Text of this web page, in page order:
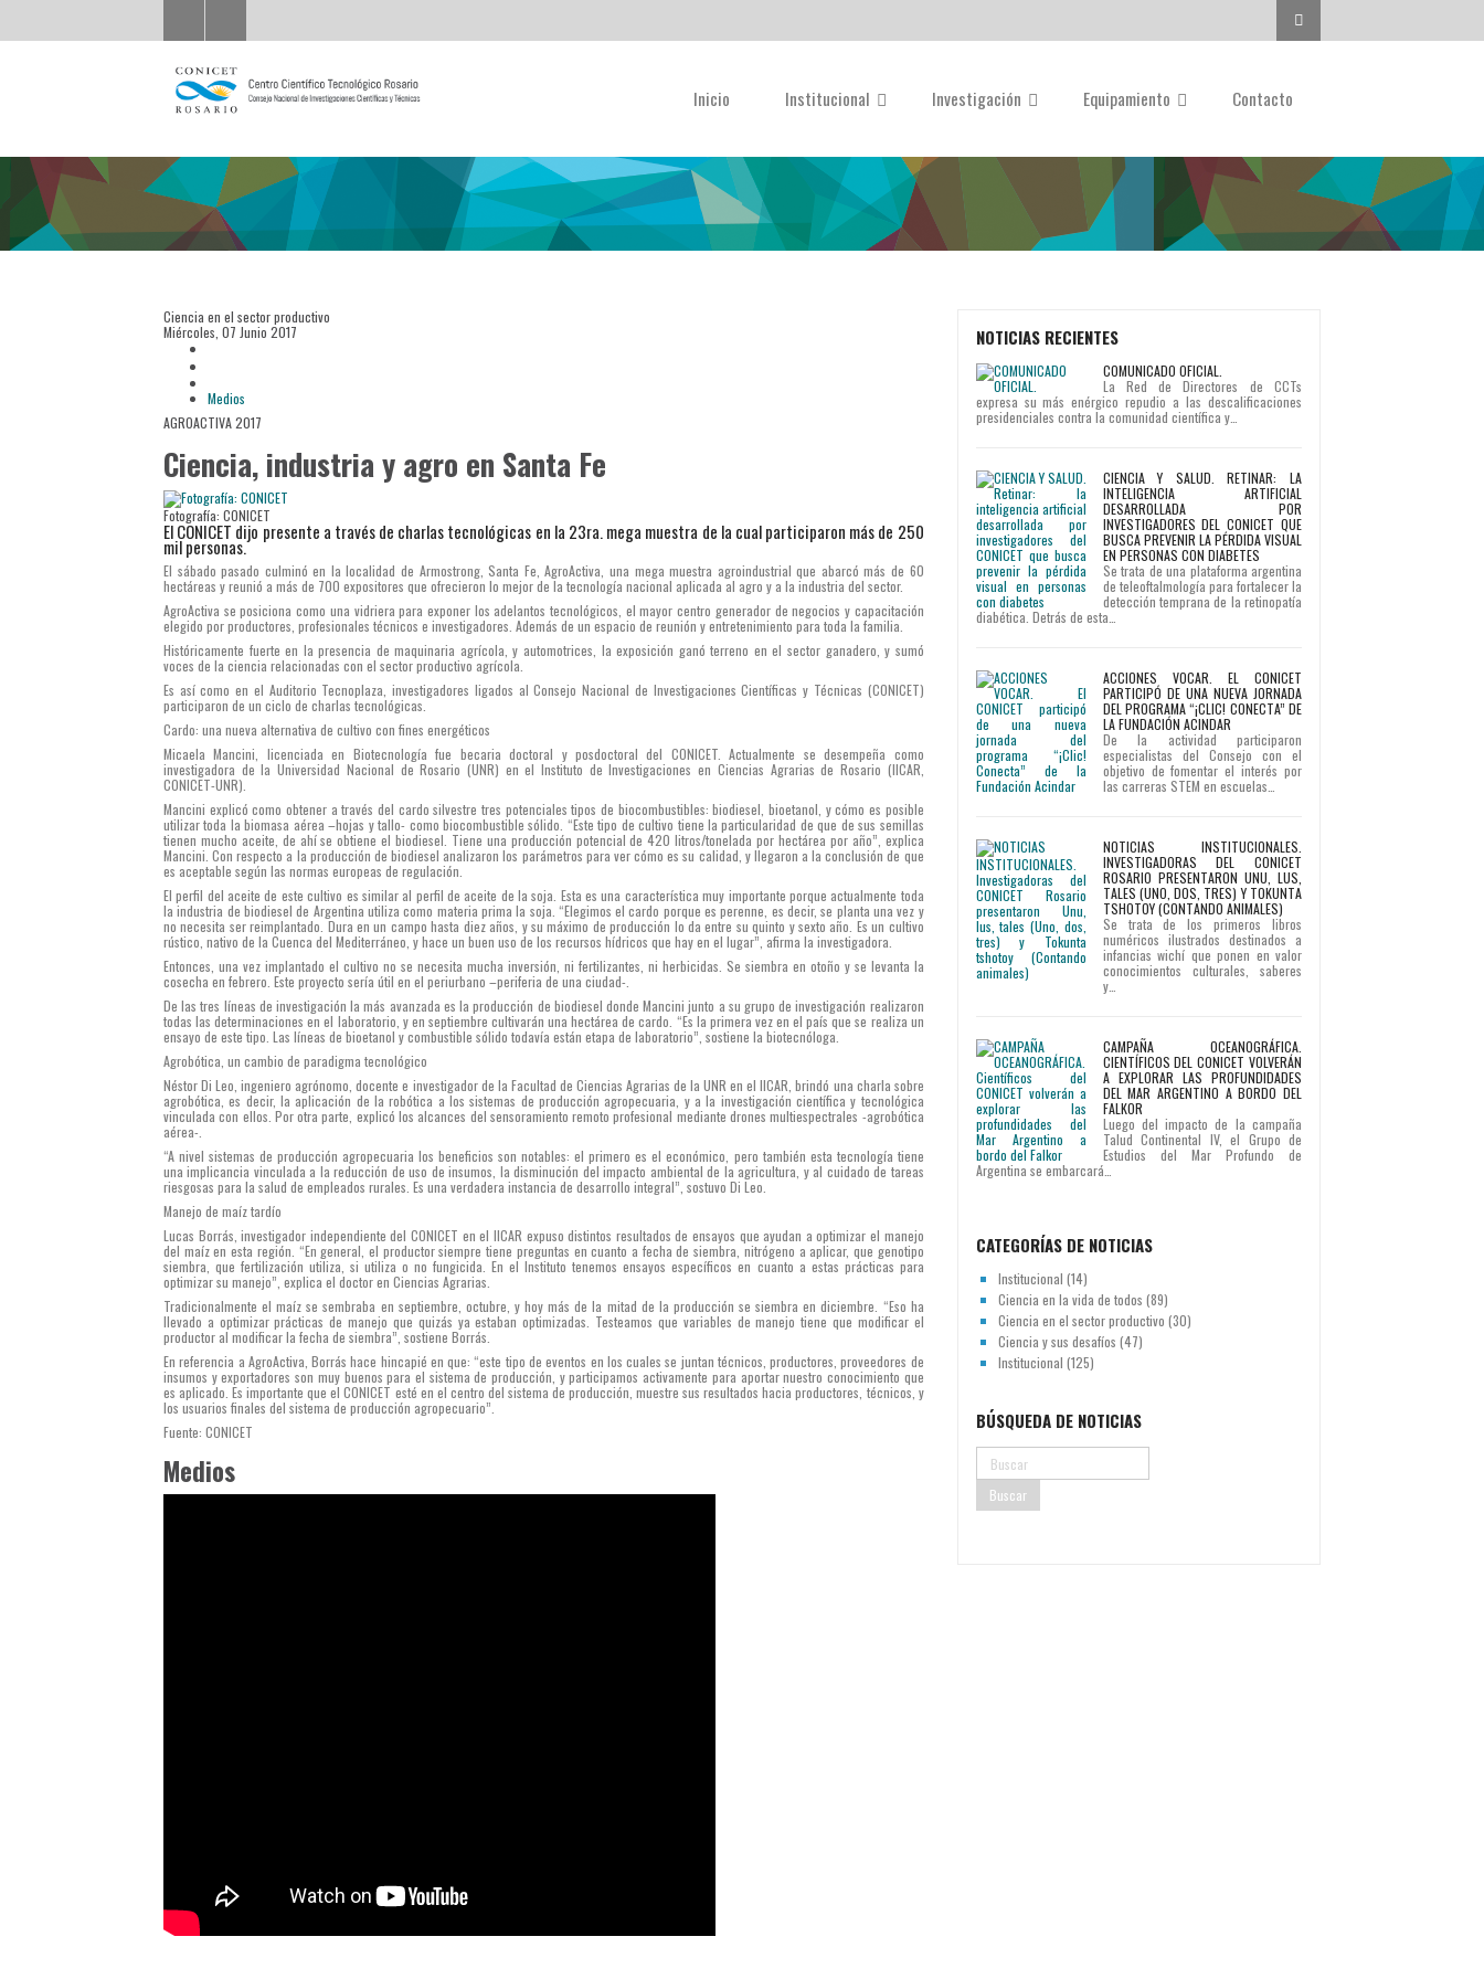
Inicio Institucional Investigación Equipamiento Contacto
Ciencia en el sector productivo
Miércoles, 07 Junio 2017
Medios
AGROACTIVA 2017
Ciencia, industria y agro en Santa Fe
Fotografía: CONICET
El CONICET dijo presente a través de charlas tecnológicas en la 23ra. mega muestra de la cual participaron más de 250
mil personas.
El sábado pasado culminó en la localidad de Armostrong, Santa Fe, AgroActiva, una mega muestra agroindustrial que abarcó más de 60
hectáreas y reunió a más de 700 expositores que ofrecieron lo mejor de la tecnología nacional aplicada al agro y a la industria del sector.
AgroActiva se posiciona como una vidriera para exponer los adelantos tecnológicos, el mayor centro generador de negocios y capacitación
elegido por productores, profesionales técnicos e investigadores. Además de un espacio de reunión y entretenimiento para toda la familia.
Históricamente fuerte en la presencia de maquinaria agrícola, y automotrices, la exposición ganó terreno en el sector ganadero, y sumó
voces de la ciencia relacionadas con el sector productivo agrícola.
Es así como en el Auditorio Tecnoplaza, investigadores ligados al Consejo Nacional de Investigaciones Científicas y Técnicas (CONICET)
participaron de un ciclo de charlas tecnológicas.
Cardo: una nueva alternativa de cultivo con fines energéticos
Micaela Mancini, licenciada en Biotecnología fue becaria doctoral y posdoctoral del CONICET. Actualmente se desempeña como
investigadora de la Universidad Nacional de Rosario (UNR) en el Instituto de Investigaciones en Ciencias Agrarias de Rosario (IICAR,
CONICET-UNR).
Mancini explicó como obtener a través del cardo silvestre tres potenciales tipos de biocombustibles: biodiesel, bioetanol, y cómo es posible
utilizar toda la biomasa aérea –hojas y tallo- como biocombustible sólido. “Este tipo de cultivo tiene la particularidad de que de sus semillas
tienen mucho aceite, de ahí se obtiene el biodiesel. Tiene una producción potencial de 420 litros/tonelada por hectárea por año”, explica
Mancini. Con respecto a la producción de biodiesel analizaron los parámetros para ver cómo es su calidad, y llegaron a la conclusión de que
es aceptable según las normas europeas de regulación.
El perfil del aceite de este cultivo es similar al perfil de aceite de la soja. Esta es una característica muy importante porque actualmente toda
la industria de biodiesel de Argentina utiliza como materia prima la soja. “Elegimos el cardo porque es perenne, es decir, se planta una vez y
no necesita ser reimplantado. Dura en un campo hasta diez años, y su máximo de producción lo da entre su quinto y sexto año. Es un cultivo
rústico, nativo de la Cuenca del Mediterráneo, y hace un buen uso de los recursos hídricos que hay en el lugar”, afirma la investigadora.
Entonces, una vez implantado el cultivo no se necesita mucha inversión, ni fertilizantes, ni herbicidas. Se siembra en otoño y se levanta la
cosecha en febrero. Este proyecto sería útil en el periurbano –periferia de una ciudad-.
De las tres líneas de investigación la más avanzada es la producción de biodiesel donde Mancini junto a su grupo de investigación realizaron
todas las determinaciones en el laboratorio, y en septiembre cultivarán una hectárea de cardo. “Es la primera vez en el país que se realiza un
ensayo de este tipo. Las líneas de bioetanol y combustible sólido todavía están etapa de laboratorio”, sostiene la biotecnóloga.
Agrobótica, un cambio de paradigma tecnológico
Néstor Di Leo, ingeniero agrónomo, docente e investigador de la Facultad de Ciencias Agrarias de la UNR en el IICAR, brindó una charla sobre
agrobótica, es decir, la aplicación de la robótica a los sistemas de producción agropecuaria, y a la investigación científica y tecnológica
vinculada con ellos. Por otra parte, explicó los alcances del sensoramiento remoto profesional mediante drones multiespectrales -agrobótica
aérea-.
“A nivel sistemas de producción agropecuaria los beneficios son notables: el primero es el económico, pero también esta tecnología tiene
una implicancia vinculada a la reducción de uso de insumos, la disminución del impacto ambiental de la agricultura, y al cuidado de tareas
riesgosas para la salud de empleados rurales. Es una verdadera instancia de desarrollo integral”, sostuvo Di Leo.
Manejo de maíz tardío
Lucas Borrás, investigador independiente del CONICET en el IICAR expuso distintos resultados de ensayos que ayudan a optimizar el manejo
del maíz en esta región. “En general, el productor siempre tiene preguntas en cuanto a fecha de siembra, nitrógeno a aplicar, que genotipo
siembra, que fertilización utiliza, si utiliza o no fungicida. En el Instituto tenemos ensayos específicos en cuanto a estas prácticas para
optimizar su manejo”, explica el doctor en Ciencias Agrarias.
Tradicionalmente el maíz se sembraba en septiembre, octubre, y hoy más de la mitad de la producción se siembra en diciembre. “Eso ha
llevado a optimizar prácticas de manejo que quizás ya estaban optimizadas. Testeamos que variables de manejo tiene que modificar el
productor al modificar la fecha de siembra”, sostiene Borrás.
En referencia a AgroActiva, Borrás hace hincapié en que: “este tipo de eventos en los cuales se juntan técnicos, productores, proveedores de
insumos y exportadores son muy buenos para el sistema de producción, y participamos activamente para aportar nuestro conocimiento que
es aplicado. Es importante que el CONICET esté en el centro del sistema de producción, muestre sus resultados hacia productores, técnicos, y
los usuarios finales del sistema de producción agropecuario”.
Fuente: CONICET
Medios
NOTICIAS RECIENTES
COMUNICADO OFICIAL.
La Red de Directores de CCTs
expresa su más enérgico repudio a las descalificaciones
presidenciales contra la comunidad científica y…
CIENCIA Y SALUD. RETINAR: LA
INTELIGENCIA ARTIFICIAL
DESARROLLADA POR
INVESTIGADORES DEL CONICET QUE
BUSCA PREVENIR LA PÉRDIDA VISUAL
EN PERSONAS CON DIABETES
Se trata de una plataforma argentina
de teleoftalmología para fortalecer la
detección temprana de la retinopatía
diabética. Detrás de esta…
ACCIONES VOCAR. EL CONICET
PARTICIPÓ DE UNA NUEVA JORNADA
DEL PROGRAMA “¡CLIC! CONECTA” DE
LA FUNDACIÓN ACINDAR
De la actividad participaron
especialistas del Consejo con el
objetivo de fomentar el interés por
las carreras STEM en escuelas…
NOTICIAS INSTITUCIONALES.
INVESTIGADORAS DEL CONICET
ROSARIO PRESENTARON UNU, LUS,
TALES (UNO, DOS, TRES) Y TOKUNTA
TSHOTOY (CONTANDO ANIMALES)
Se trata de los primeros libros
numéricos ilustrados destinados a
infancias wichí que ponen en valor
conocimientos culturales, saberes
y…
CAMPAÑA OCEANOGRÁFICA.
CIENTÍFICOS DEL CONICET VOLVERÁN
A EXPLORAR LAS PROFUNDIDADES
DEL MAR ARGENTINO A BORDO DEL
FALKOR
Luego del impacto de la campaña
Talud Continental IV, el Grupo de
Estudios del Mar Profundo de
Argentina se embarcará…
CATEGORÍAS DE NOTICIAS
Institucional (14)
Ciencia en la vida de todos (89)
Ciencia en el sector productivo (30)
Ciencia y sus desafíos (47)
Institucional (125)
BÚSQUEDA DE NOTICIAS